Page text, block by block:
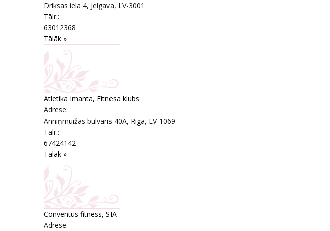
Driksas iela 4, Jelgava, LV-3001
Tālr.:
63012368
Tālāk »
Atletika Imanta, Fitnesa klubs
Adrese:
Anniņmuižas bulvāris 40A, Rīga, LV-1069
Tālr.:
67424142
Tālāk »
Conventus fitness, SIA
Adrese: